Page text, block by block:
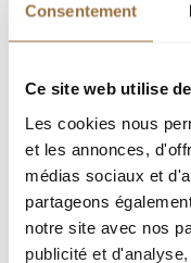
Consentement
Ce site web utilise
Les cookies nous
et les annonces,
médias sociaux et
partageons
notre site avec nos
publicité et